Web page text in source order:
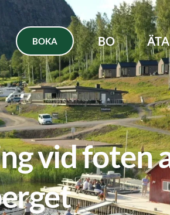
BOKA BO ÄTA
vid foten